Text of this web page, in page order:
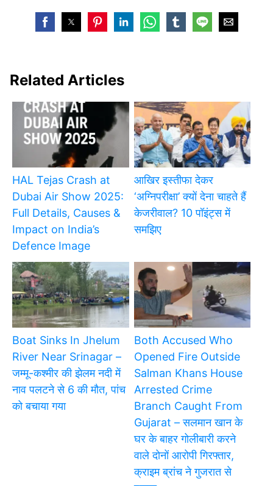
Related Articles
HAL Tejas Crash at
Dubai Air Show 2025:
Full Details, Causes &
Impact on India’s
Defence Image
आखिर इस्तीफा देकर
‘अग्निपरीक्षा’ क्यों देना चाहते हैं
केजरीवाल? 10 पॉइंट्स में
समझिए
Boat Sinks In Jhelum
River Near Srinagar –
जम्मू-कश्मीर की झेलम नदी में
नाव पलटने से 6 की मौत, पांच
को बचाया गया
Both Accused Who
Opened Fire Outside
Salman Khans House
Arrested Crime
Branch Caught From
Gujarat – सलमान खान के
घर के बाहर गोलीबारी करने
वाले दोनों आरोपी गिरफ्तार,
क्राइम ब्रांच ने गुजरात से